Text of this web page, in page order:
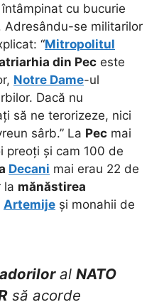
cu bucurie
Adresându-se militarilor
“Mitropolitul
din Pec este
Notre Dame-ul
Dacă nu
să ne terorizeze, nici
sârb.” La Pec mai
preoți și cam 100 de
Decani mai erau 22 de
la mănăstirea
Artemije și monahii de
al NATO
să acorde